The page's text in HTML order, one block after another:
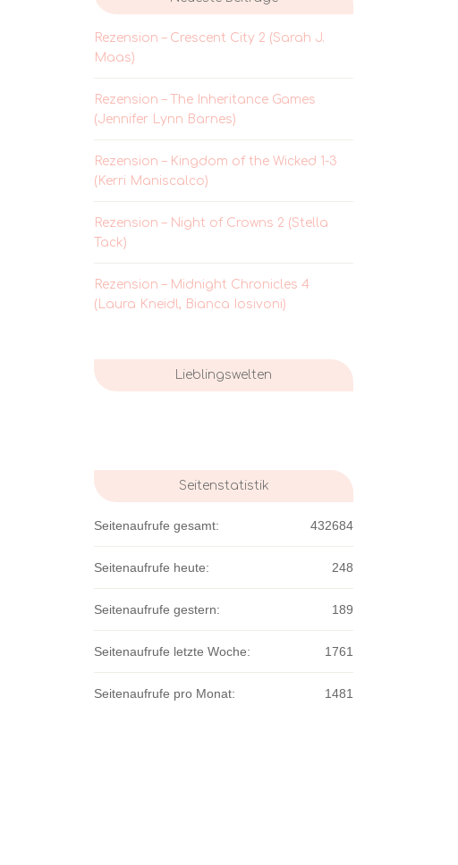
Rezension – Crescent City 2 (Sarah J.
Maas)
Rezension – The Inheritance Games
(Jennifer Lynn Barnes)
Rezension – Kingdom of the Wicked 1-3
(Kerri Maniscalco)
Rezension – Night of Crowns 2 (Stella
Tack)
Rezension – Midnight Chronicles 4
(Laura Kneidl, Bianca Iosivoni)
Lieblingswelten
Seitenstatistik
432684
Seitenaufrufe gesamt:
248
Seitenaufrufe heute:
189
Seitenaufrufe gestern:
1761
Seitenaufrufe letzte Woche:
1481
Seitenaufrufe pro Monat: